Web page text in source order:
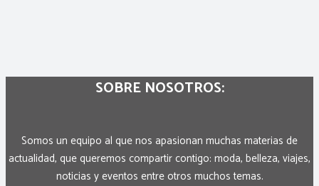
SOBRE NOSOTROS:
Somos un equipo al que nos apasionan muchas materias de
actualidad, que queremos compartir contigo: moda, belleza, viajes,
noticias y eventos entre otros muchos temas.